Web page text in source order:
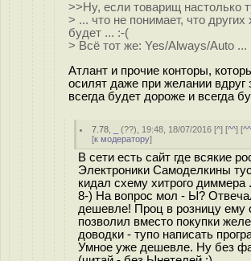
>>Ну, если товарищ настолько
> ... что не понимает, что
будет ... :-(
> Всё тот же: Yes/Always/Auto ...
Атлант и прочие конторы,
осилят даже при желании вдруг
всегда будет дороже и всегда
7.78 (??), 19:48, 18/07/2016 [^] [^^] [
[к модератору]
В сети есть сайт где всякие
Электроники Самоделкины
кидал схему хитрого диммера
8-) На вопрос мол - Ы?
дешевле! Проц в розницу ему
позволил вместо покупки
доводки - тупо написать
Умное уже дешевле. Ну без